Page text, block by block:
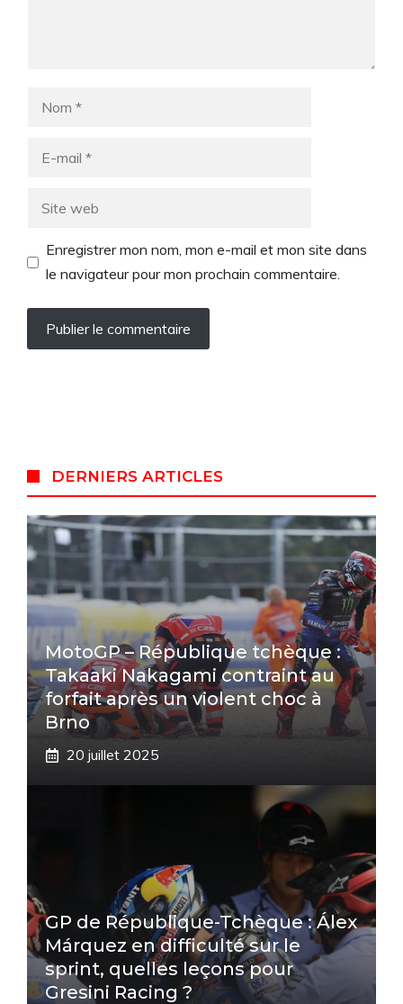
Enregistrer mon nom, mon e-mail et mon site dans
le navigateur pour mon prochain commentaire.
DERNIERS ARTICLES
MotoGP – République tchèque :
Takaaki Nakagami contraint au
forfait après un violent choc à
Brno
20 juillet 2025
GP de République-Tchèque : Álex
Márquez en difficulté sur le
sprint, quelles leçons pour
Gresini Racing ?